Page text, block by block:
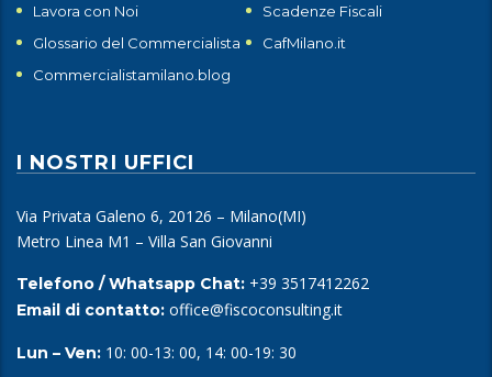
Lavora con Noi
Scadenze Fiscali
Glossario del Commercialista
CafMilano.it
Commercialistamilano.blog
I NOSTRI UFFICI
Via Privata Galeno 6, 20126 – Milano(MI)
Metro Linea M1 – Villa San Giovanni
Telefono / Whatsapp Chat: +39 3517412262
Email di contatto: office@fiscoconsulting.it
Lun – Ven: 10: 00-13: 00, 14: 00-19: 30